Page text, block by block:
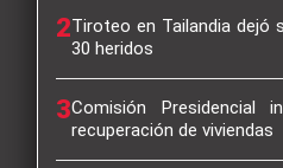
2Tiroteo en Tailandia dejó
30 heridos
3Comisión Presidencial
recuperación de viviendas